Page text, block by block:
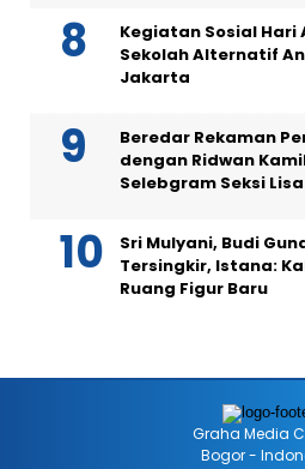
Kegiatan Sosial Hari
Sekolah Alternatif
Jakarta
Beredar Rekaman
dengan Ridwan
Selebgram Seksi
Sri Mulyani, Budi
Tersingkir, Istana:
Ruang Figur Baru
Graha Media
Bogor -